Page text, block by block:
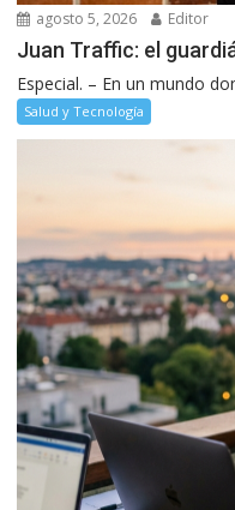
agosto 5, 2026 Editor
Juan Traffic: el
Especial. – En un mundo
Salud y Tecnología